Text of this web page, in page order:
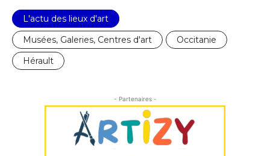
L'actu des lieux d'art
Musées, Galeries, Centres d'art
Occitanie
Hérault
- Partenaires -